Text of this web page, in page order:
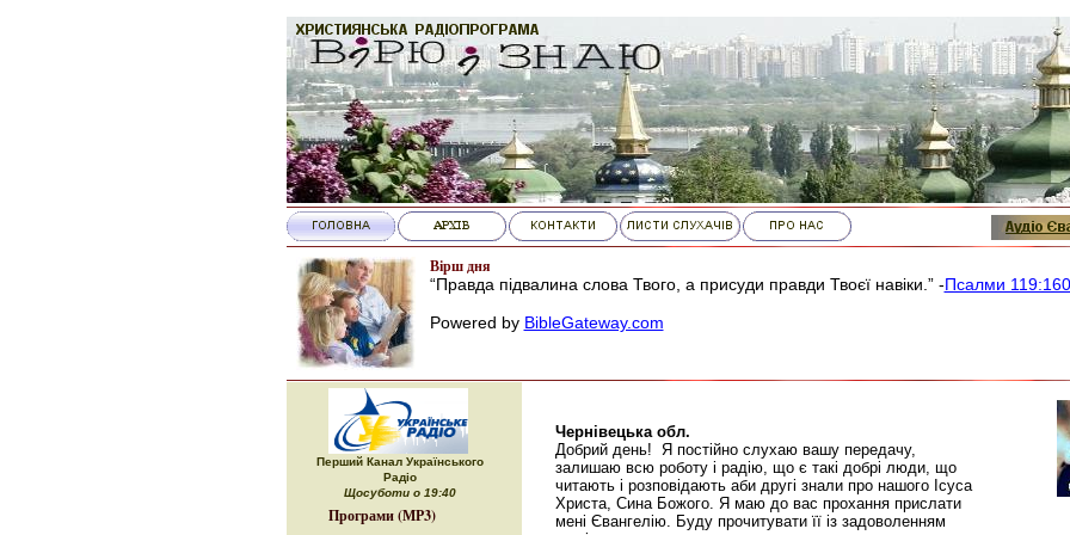
Чернівецька обл.
Добрий день! Я постійно слухаю вашу передачу,
залишаю всю роботу і радію, що є такі добрі люди, що
читають і розповідають аби другі знали про нашого Ісуса
Христа, Сина Божого. Я маю до вас прохання прислати
мені Євангелію. Буду прочитувати її із задоволенням
“Правда підвалина слова Твого, а присуди правди Твоєї навіки.” -Псалми 119:160
Powered by BibleGateway.com
Вірш дня
Програми (МР3)
Перший Канал Українського
Радіо
Щосуботи о 19:40